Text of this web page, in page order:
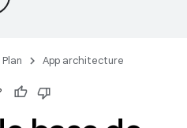
App architecture